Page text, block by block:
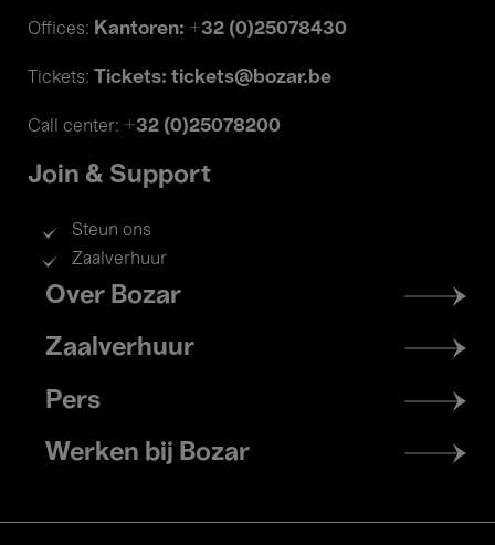
Offices: Kantoren: +32 (0)25078430
Tickets: Tickets: tickets@bozar.be
Call center: +32 (0)25078200
Join & Support
Steun ons
Zaalverhuur
Footer
menu
Over Bozar
Zaalverhuur
Pers
Werken bij Bozar